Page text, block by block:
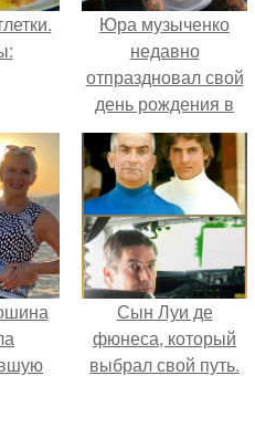
Юра музыченко
недавно
отпраздновал свой
день рождения в
кругу самых
близких и родных
людей.
Сын Луи де
фюнеса, который
выбрал свой путь.